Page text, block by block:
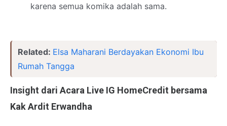
karena semua komika adalah sama.
Related: Elsa Maharani Berdayakan Ekonomi Ibu
Rumah Tangga
Insight dari Acara Live IG HomeCredit bersama
Kak Ardit Erwandha